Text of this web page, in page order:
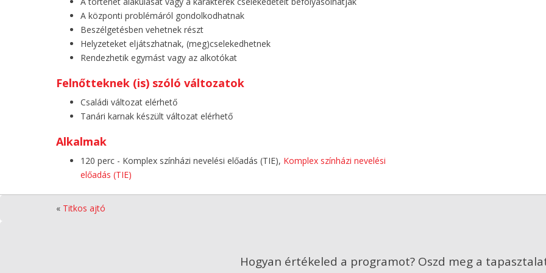
A központi problémáról gondolkodhatnak
Beszélgetésben vehetnek részt
Helyzeteket eljátszhatnak, (meg)cselekedhetnek
Rendezhetik egymást vagy az alkotókat
Felnőtteknek (is) szóló változatok
Családi változat elérhető
Tanári karnak készült változat elérhető
Alkalmak
120 perc - Komplex színházi nevelési előadás (TIE), Komplex színházi nevelési
előadás (TIE)
« Titkos ajtó
Hogyan értékeled a programot? Oszd meg a